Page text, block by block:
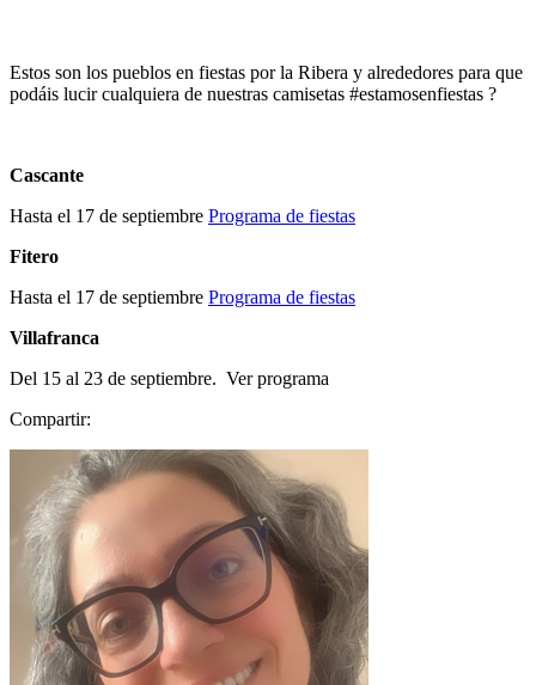
Estos son los pueblos en fiestas por la Ribera y alrededores para que
podáis lucir cualquiera de nuestras camisetas #estamosenfiestas ?
Cascante
Hasta el 17 de septiembre Programa de fiestas
Fitero
Hasta el 17 de septiembre Programa de fiestas
Villafranca
Del 15 al 23 de septiembre. Ver programa
Compartir: